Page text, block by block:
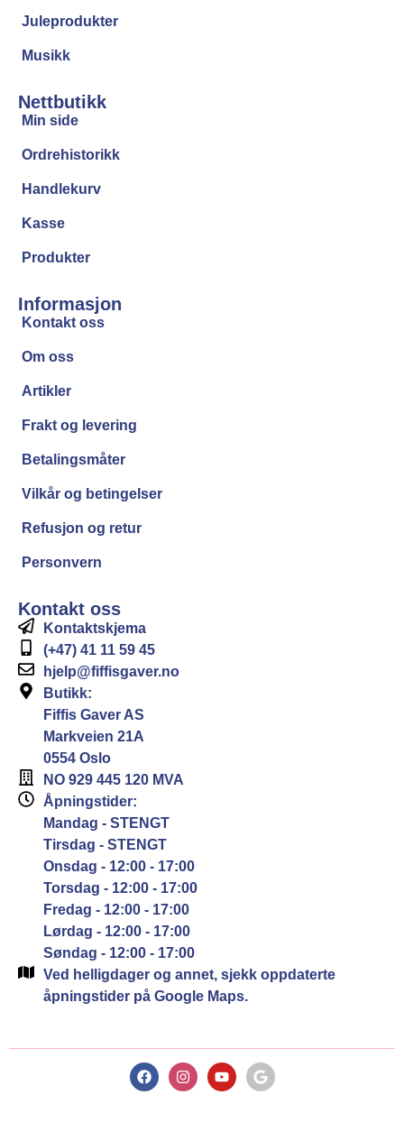
Juleprodukter
Musikk
Nettbutikk
Min side
Ordrehistorikk
Handlekurv
Kasse
Produkter
Informasjon
Kontakt oss
Om oss
Artikler
Frakt og levering
Betalingsmåter
Vilkår og betingelser
Refusjon og retur
Personvern
Kontakt oss
Kontaktskjema
(+47) 41 11 59 45
hjelp@fiffisgaver.no
Butikk:
Fiffis Gaver AS
Markveien 21A
0554 Oslo
NO 929 445 120 MVA
Åpningstider:
Mandag - STENGT
Tirsdag - STENGT
Onsdag - 12:00 - 17:00
Torsdag - 12:00 - 17:00
Fredag - 12:00 - 17:00
Lørdag - 12:00 - 17:00
Søndag - 12:00 - 17:00
Ved helligdager og annet, sjekk oppdaterte
åpningstider på Google Maps.